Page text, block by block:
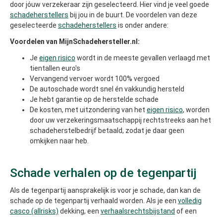
door jóuw verzekeraar zijn geselecteerd. Hier vind je veel goede
schadeherstellers bij jou in de buurt. De voordelen van deze
geselecteerde schadeherstellers is onder andere:
Voordelen van MijnSchadehersteller.nl:
Je eigen risico wordt in de meeste gevallen verlaagd met
tientallen euro's
Vervangend vervoer wordt 100% vergoed
De autoschade wordt snel én vakkundig hersteld
Je hebt garantie op de herstelde schade
De kosten, met uitzondering van het eigen risico, worden
door uw verzekeringsmaatschappij rechtstreeks aan het
schadeherstelbedrijf betaald, zodat je daar geen
omkijken naar heb.
Schade verhalen op de tegenpartij
Als de tegenpartij aansprakelijk is voor je schade, dan kan de
schade op de tegenpartij verhaald worden. Als je een volledig
casco (allrisks) dekking, een verhaalsrechtsbijstand of een